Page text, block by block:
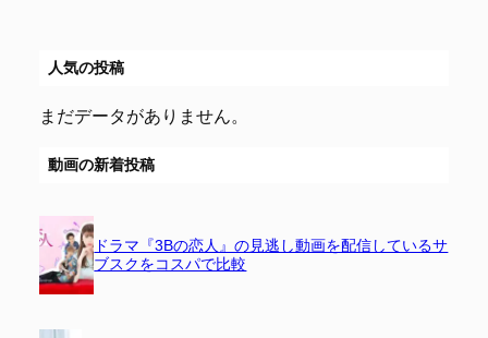
人気の投稿
まだデータがありません。
動画の新着投稿
ドラマ『3Bの恋人』の見逃し動画を配信しているサ
ブスクをコスパで比較